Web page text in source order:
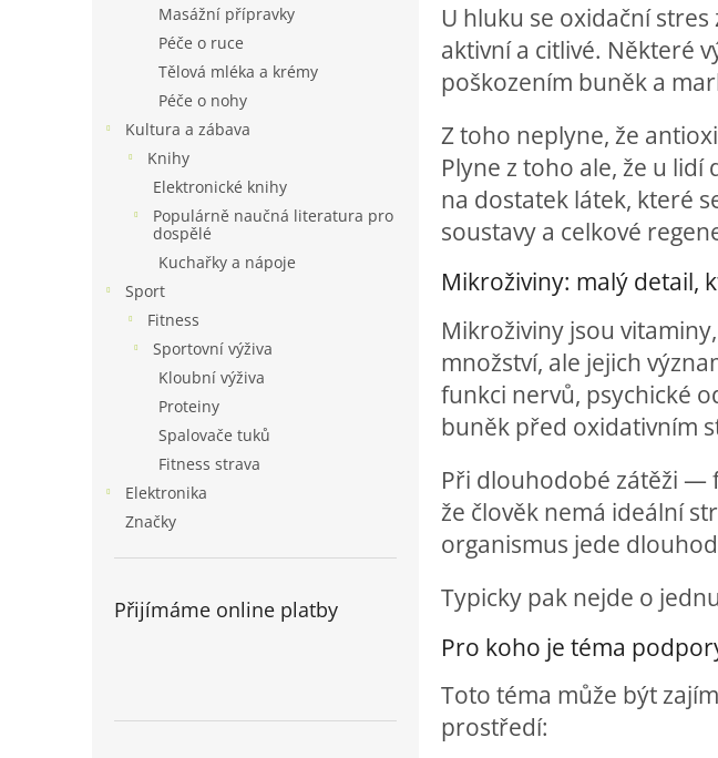
Masážní přípravky
Péče o ruce
Tělová mléka a krémy
Péče o nohy
Kultura a zábava
Knihy
Elektronické knihy
Populárně naučná literatura pro
dospělé
Kuchařky a nápoje
Sport
Fitness
Sportovní výživa
Kloubní výživa
Proteiny
Spalovače tuků
Fitness strava
Elektronika
Značky
Přijímáme online platby
U hluku se oxidační
aktivní a citlivé. Některé
poškozením buněk a
Z toho neplyne, že
Plyne z toho ale, že u
na dostatek látek, které
soustavy a celkové
Mikroživiny: malý detail,
Mikroživiny jsou
množství, ale jejich
funkci nervů, psychické
buněk před oxidativním
Při dlouhodobé zátěži —
že člověk nemá ideální
organismus jede
Typicky pak nejde o
Pro koho je téma
Toto téma může být
prostředí: